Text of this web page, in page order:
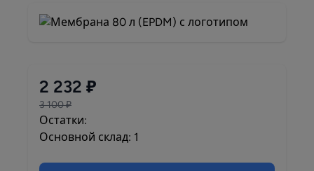
2 232 ₽
3 100 ₽
Остатки:
Основной склад: 1